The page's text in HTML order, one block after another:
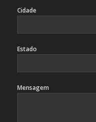
Cidade
Estado
Mensagem